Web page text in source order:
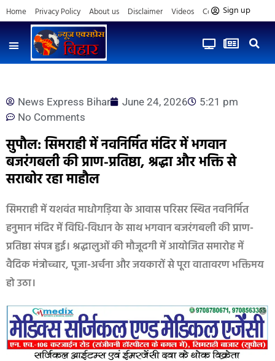
Home Privacy Policy About us Disclaimer Videos Contact us
Sign up
News Express Bihar June 24, 2026
5:21 pm
No Comments
सुपौल: सिमराही में नवनिर्मित मंदिर में भगवान
बजरंगबली की प्राण-प्रतिष्ठा, श्रद्धा और भक्ति से
सराबोर रहा माहौल
सिमराही में यशवंत माधोगड़िया के आवास परिसर स्थित नवनिर्मित
हनुमान मंदिर में विधि-विधान के साथ भगवान बजरंगबली की प्राण-
प्रतिष्ठा संपन्न हुई। श्रद्धालुओं की मौजूदगी में आयोजित समारोह में
वैदिक मंत्रोच्चार, पूजा-अर्चना और जयकारों से पूरा वातावरण भक्तिमय
हो उठा।